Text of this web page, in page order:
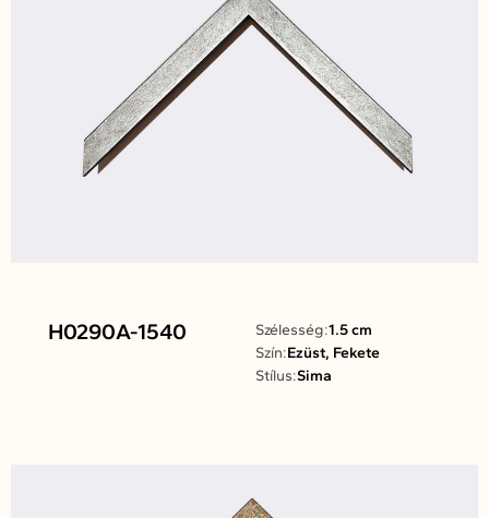
H0290A-1540 Szélesség:1.5 cm
Szín:Ezüst, Fekete
Stílus:Sima